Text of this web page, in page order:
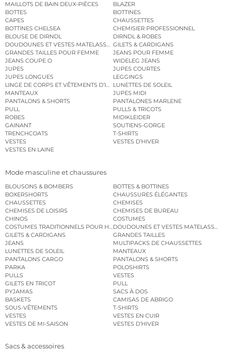
MAILLOTS DE BAIN DEUX-PIÈCES
BLAZER
BOTTES
BOTTINES
CAPES
CHAUSSETTES
BOTTINES CHELSEA
CHEMISIER PROFESSIONNEL
BLOUSE DE DIRNDL
DIRNDL & ROBES
DOUDOUNES ET VESTES MATELASSÉESGILETS & CARDIGANS
GRANDES TAILLES POUR FEMME
JEANS POUR FEMME
JEANS COUPE O
WIDELEG JEANS
JUPES
JUPES COURTES
JUPES LONGUES
LEGGINGS
LINGE DE CORPS ET VÊTEMENTS D’INTÉRIEURLUNETTES DE SOLEIL
MANTEAUX
JUPES MIDI
PANTALONS & SHORTS
PANTALONES MARLENE
PULL
PULLS & TRICOTS
ROBES
MIDIKLEIDER
GAINANT
SOUTIENS-GORGE
TRENCHCOATS
T-SHIRTS
VESTES
VESTES D’HIVER
VESTES EN LAINE
Mode masculine et chaussures
BLOUSONS & BOMBERS
BOTTES & BOTTINES
BOXERSHORTS
CHAUSSURES ÉLÉGANTES
CHAUSSETTES
CHEMISES
CHEMISES DE LOISIRS
CHEMISES DE BUREAU
CHINOS
COSTUMES
COSTUMES TRADITIONNELS POUR HOMMEDOUDOUNES ET VESTES MATELASSÉES
GILETS & CARDIGANS
GRANDES TAILLES
JEANS
MULTIPACKS DE CHAUSSETTES
LUNETTES DE SOLEIL
MANTEAUX
PANTALONS CARGO
PANTALONS & SHORTS
PARKA
POLOSHIRTS
PULLS
VESTES
GILETS EN TRICOT
PULL
PYJAMAS
SACS À DOS
BASKETS
CAMISAS DE ABRIGO
SOUS-VÊTEMENTS
T-SHIRTS
VESTES
VESTES EN CUIR
VESTES DE MI-SAISON
VESTES D’HIVER
Sacs & accessoires